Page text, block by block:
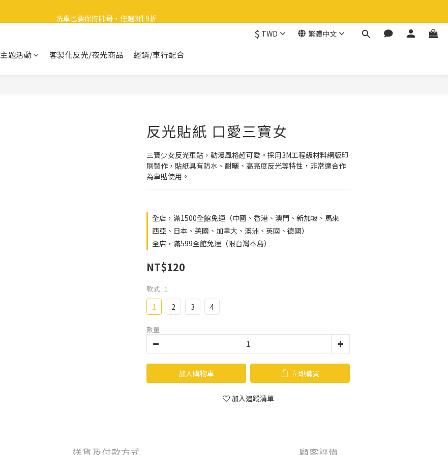
🎉 全館滿 599 免運（台灣本島）下單後 2 個工作天內寄出
$ TWD 繁體中文
主題活動 客製化反光/夜光商品 經銷/車行配合
反光貼紙 口愛三寶女
三寶少女反光車貼，動漫風格超可愛。採用3M工程級材料網版印
刷製作，貼紙具有防水、耐曬、高亮度反光等特性，非常適合作
為車貼使用。
全店，滿1500全館免運（中國、香港、澳門、新加坡、馬來
西亞、日本、美國、加拿大、澳洲、英國、德國）
全店，滿599全館免運（限台灣本島）
NT$120
款式 : 1
1 2 3 4
數量
加入購物車 立即購買
加入追蹤清單
送貨及付款方式 顧客評價